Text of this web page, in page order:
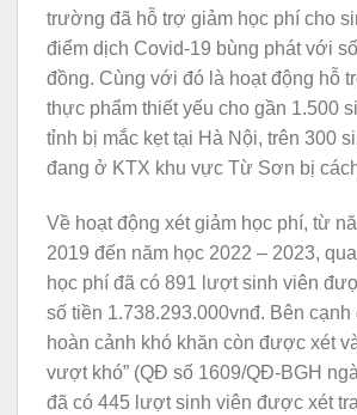
trường đã hỗ trợ giảm học phí cho
điểm dịch Covid-19 bùng phát với
đồng. Cùng với đó là hoạt động hỗ
thực phẩm thiết yếu cho gần 1.500
tỉnh bị mắc kẹt tại Hà Nội, trên 300
đang ở KTX khu vực Từ Sơn bị
Về hoạt động xét giảm học phí, từ
2019 đến năm học 2022 – 2023,
học phí đã có 891 lượt sinh viên
số tiền 1.738.293.000vnđ. Bên
hoàn cảnh khó khăn còn được xét
vượt khó” (QĐ số 1609/QĐ-BGH
đã có 445 lượt sinh viên được xét